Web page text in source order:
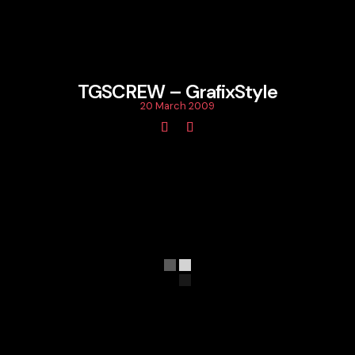
TGSCREW – GrafixStyle
20 March 2009